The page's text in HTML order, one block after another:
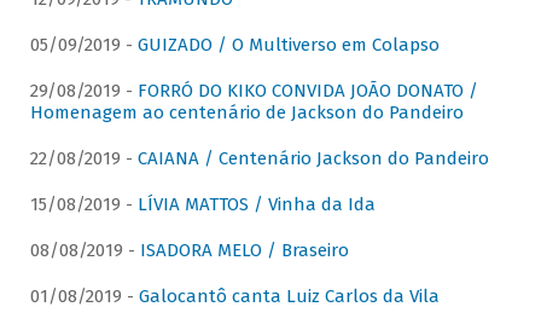
05/09/2019 - GUIZADO / O Multiverso em Colapso
29/08/2019 - FORRÓ DO KIKO CONVIDA JOÃO DONATO /
Homenagem ao centenário de Jackson do Pandeiro
22/08/2019 - CAIANA / Centenário Jackson do Pandeiro
15/08/2019 - LÍVIA MATTOS / Vinha da Ida
08/08/2019 - ISADORA MELO / Braseiro
01/08/2019 - Galocantô canta Luiz Carlos da Vila